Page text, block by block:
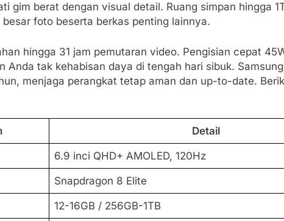
gim berat dengan visual detail. Ruang simpan hingga
foto beserta berkas penting lainnya.
hingga 31 jam pemutaran video. Pengisian cepat
Anda tak kehabisan daya di tengah hari sibuk.
menjaga perangkat tetap aman dan up-to-date.
Detail
6.9 inci QHD+ AMOLED, 120Hz
Snapdragon 8 Elite
12-16GB / 256GB-1TB